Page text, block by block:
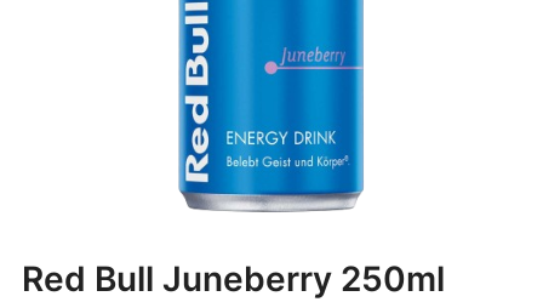
Red Bull Juneberry 250ml